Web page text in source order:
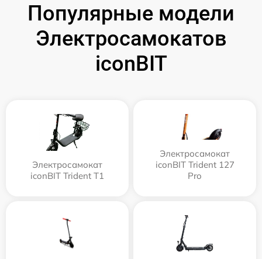
Популярные модели
Электросамокатов
iconBIT
Электросамокат
iconBIT Trident T1
Электросамокат
iconBIT Trident 127
Pro